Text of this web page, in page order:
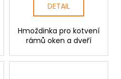
DETAIL
Hmoždinka pro kotvení
rámů oken a dveří